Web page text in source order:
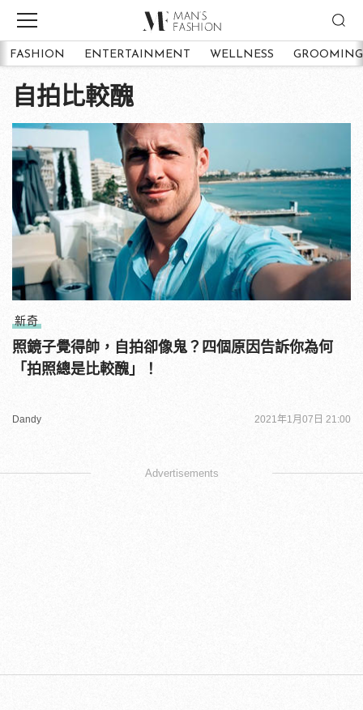
FASHION ENTERTAINMENT WELLNESS GROOMING
自拍比較醜
新奇
照鏡子覺得帥，自拍卻像鬼？四個原因告訴你為何
「拍照總是比較醜」！
Dandy 2021年1月07日 21:00
Advertisements